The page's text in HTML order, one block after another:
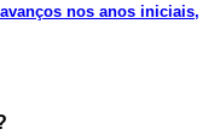
nos anos iniciais,